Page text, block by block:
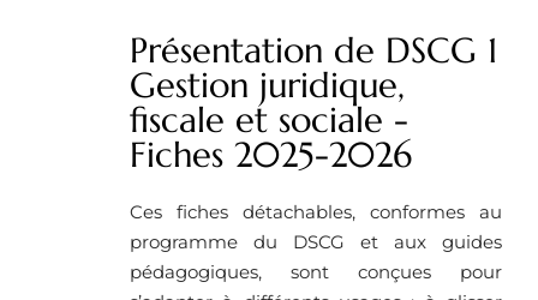
Présentation de DSCG 1
Gestion juridique,
fiscale et sociale -
Fiches 2025-2026
Ces fiches détachables, conformes au
programme du DSCG et aux guides
pédagogiques, sont conçues pour